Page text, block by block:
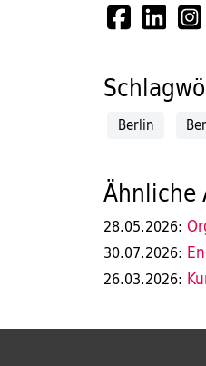
Berlin
Ähnliche
28.05.2026:
30.07.2026:
26.03.2026: